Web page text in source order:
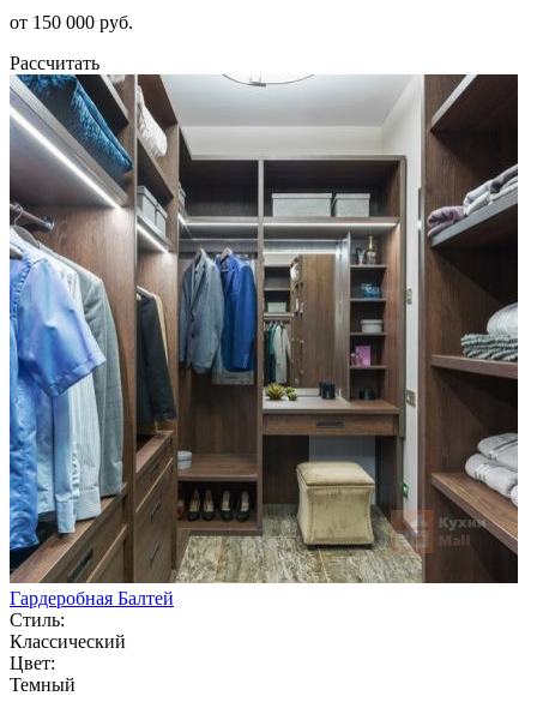
от 150 000 руб.
Рассчитать
Гардеробная Балтей
Стиль:
Классический
Цвет:
Темный